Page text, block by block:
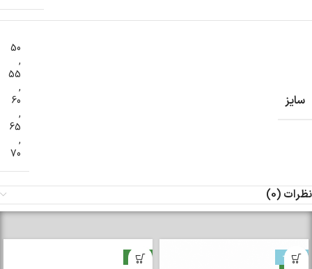
سایز
50
,
55
,
60
,
65
,
70
نظرات (0)
-33%
جدید